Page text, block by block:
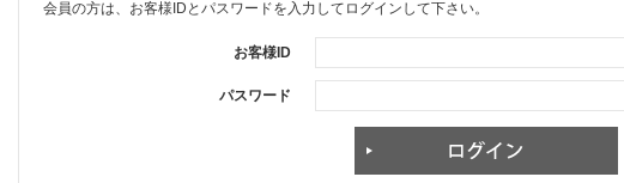
会員の方は、お客様IDとパスワードを入力してログインして下さい。
お客様ID
パスワード